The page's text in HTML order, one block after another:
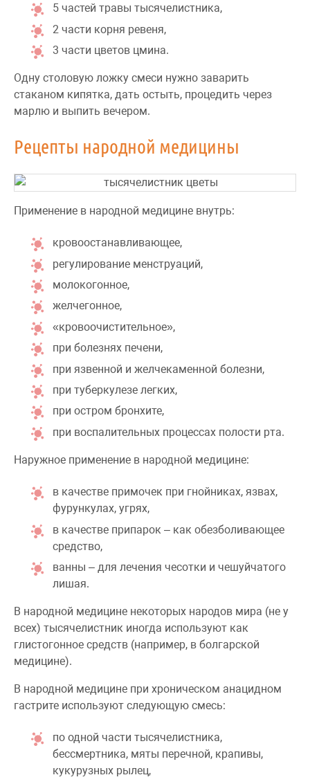
5 частей травы тысячелистника,
2 части корня ревеня,
3 части цветов цмина.
Одну столовую ложку смеси нужно заварить
стаканом кипятка, дать остыть, процедить через
марлю и выпить вечером.
Рецепты народной медицины
Применение в народной медицине внутрь:
кровоостанавливающее,
регулирование менструаций,
молокогонное,
желчегонное,
«кровоочистительное»,
при болезнях печени,
при язвенной и желчекаменной болезни,
при туберкулезе легких,
при остром бронхите,
при воспалительных процессах полости рта.
Наружное применение в народной медицине:
в качестве примочек при гнойниках, язвах,
фурункулах, угрях,
в качестве припарок – как обезболивающее
средство,
ванны – для лечения чесотки и чешуйчатого
лишая.
В народной медицине некоторых народов мира (не у
всех) тысячелистник иногда используют как
глистогонное средств (например, в болгарской
медицине).
В народной медицине при хроническом анацидном
гастрите используют следующую смесь:
по одной части тысячелистника,
бессмертника, мяты перечной, крапивы,
кукурузных рылец,